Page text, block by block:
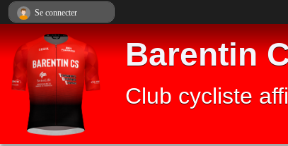
Barentin
Club cycliste
Se connecter
Panneau de gestion des cookies